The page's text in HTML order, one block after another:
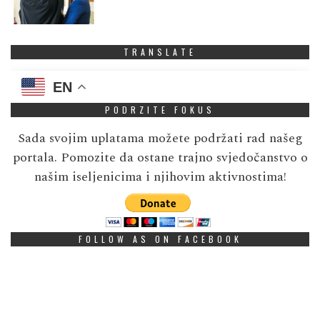
TRANSLATE
EN
PODRZITE FOKUS
Sada svojim uplatama možete podržati rad našeg
portala. Pomozite da ostane trajno svjedočanstvo o
našim iseljenicima i njihovim aktivnostima!
FOLLOW AS ON FACEBOOK